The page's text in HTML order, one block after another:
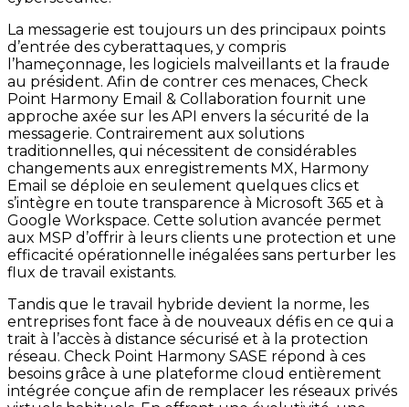
La messagerie est toujours un des principaux points
d’entrée des cyberattaques, y compris
l’hameçonnage, les logiciels malveillants et la fraude
au président. Afin de contrer ces menaces, Check
Point Harmony Email & Collaboration fournit une
approche axée sur les API envers la sécurité de la
messagerie. Contrairement aux solutions
traditionnelles, qui nécessitent de considérables
changements aux enregistrements MX, Harmony
Email se déploie en seulement quelques clics et
s’intègre en toute transparence à Microsoft 365 et à
Google Workspace. Cette solution avancée permet
aux MSP d’offrir à leurs clients une protection et une
efficacité opérationnelle inégalées sans perturber les
flux de travail existants.
Tandis que le travail hybride devient la norme, les
entreprises font face à de nouveaux défis en ce qui a
trait à l’accès à distance sécurisé et à la protection
réseau. Check Point Harmony SASE répond à ces
besoins grâce à une plateforme cloud entièrement
intégrée conçue afin de remplacer les réseaux privés